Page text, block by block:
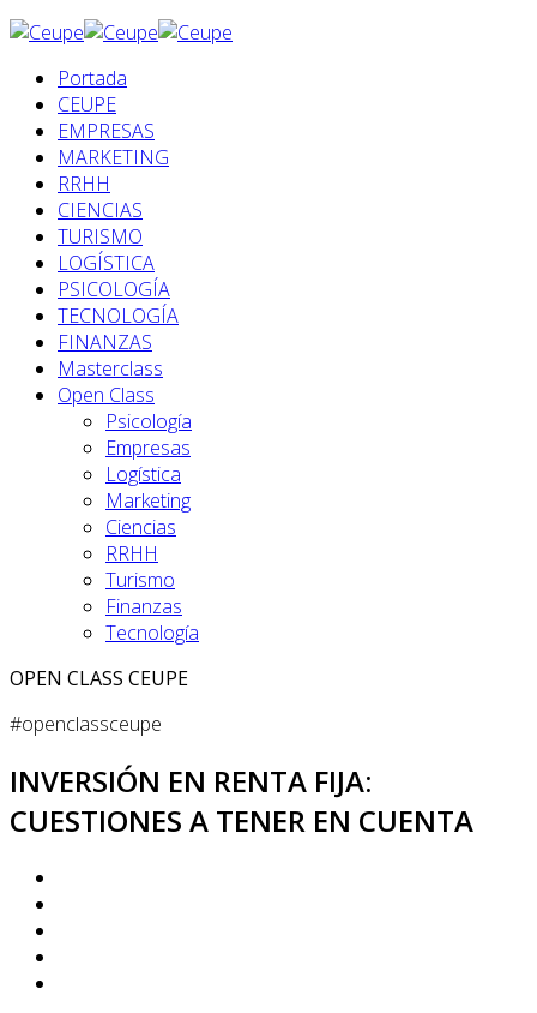
Portada
CEUPE
EMPRESAS
MARKETING
RRHH
CIENCIAS
TURISMO
LOGÍSTICA
PSICOLOGÍA
TECNOLOGÍA
FINANZAS
Masterclass
Open Class
Psicología
Empresas
Logística
Marketing
Ciencias
RRHH
Turismo
Finanzas
Tecnología
OPEN CLASS CEUPE
#openclassceupe
INVERSIÓN EN RENTA FIJA:
CUESTIONES A TENER EN CUENTA